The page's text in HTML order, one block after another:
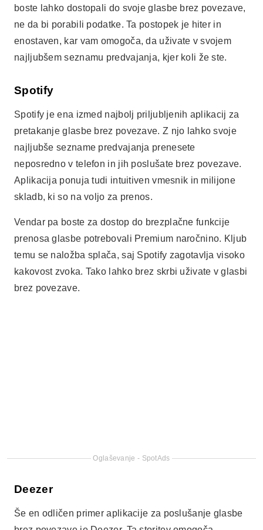
boste lahko dostopali do svoje glasbe brez povezave,
ne da bi porabili podatke. Ta postopek je hiter in
enostaven, kar vam omogoča, da uživate v svojem
najljubšem seznamu predvajanja, kjer koli že ste.
Spotify
Spotify je ena izmed najbolj priljubljenih aplikacij za
pretakanje glasbe brez povezave. Z njo lahko svoje
najljubše sezname predvajanja prenesete
neposredno v telefon in jih poslušate brez povezave.
Aplikacija ponuja tudi intuitiven vmesnik in milijone
skladb, ki so na voljo za prenos.
Vendar pa boste za dostop do brezplačne funkcije
prenosa glasbe potrebovali Premium naročnino. Kljub
temu se naložba splača, saj Spotify zagotavlja visoko
kakovost zvoka. Tako lahko brez skrbi uživate v glasbi
brez povezave.
Z Deezerjem lahko zdaj prenesete svoje najljubše
Aplikacija vključuje tudi funkcije, kot so priporočila
glede na vaš glasbeni okus, kar zagotavlja še bolj
privlačno izkušnjo. Zato je odlična izbira za tiste, ki